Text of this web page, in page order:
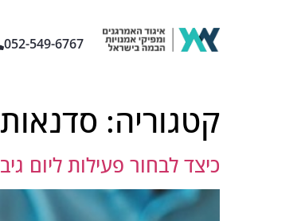
052-549-6767
קטגוריה:
כיצד לבחור פעילות ליום